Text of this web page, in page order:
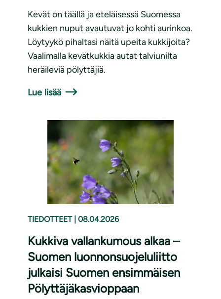
Kevät on täällä ja eteläisessä Suomessa
kukkien nuput avautuvat jo kohti aurinkoa.
Löytyykö pihaltasi näitä upeita kukkijoita?
Vaalimalla kevätkukkia autat talviunilta
heräileviä pölyttäjiä.
Lue lisää
TIEDOTTEET 08.04.2026
Kukkiva vallankumous alkaa –
Suomen luonnonsuojeluliitto
julkaisi Suomen ensimmäisen
Pölyttäjäkasvioppaan